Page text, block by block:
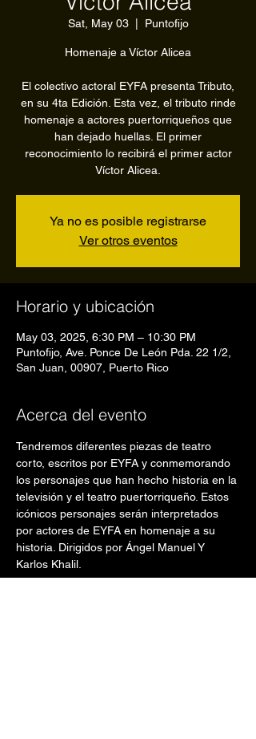
Sat, May 03
  |
Puntofijo
Homenaje a Víctor Alicea
El colectivo actoral EYFA presenta Tributo,
en su 4ta Edición. Esta vez, el tributo rinde
homenaje a actores puertorriqueños que
han dejado huellas. El primer
reconocimiento lo recibirá el primer actor
Víctor Alicea.
Ya no es posible registrarse
Ver otros eventos
Horario y ubicación
May 03, 2025, 6:30 PM – 10:30 PM
Puntofijo, Ave. Ponce De León Pda. 22 1/2,
San Juan, 00907, Puerto Rico
Acerca del evento
Tendremos diferentes piezas de teatro
corto, escritos por EYFA y conmemorando
los personajes que han hecho historia en la
televisión y el teatro puertorriqueño. Estos
icónicos personajes serán interpretados
por actores de EYFA en homenaje a su
historia. Dirigidos por Ángel Manuel Y
Karlos Khalil.